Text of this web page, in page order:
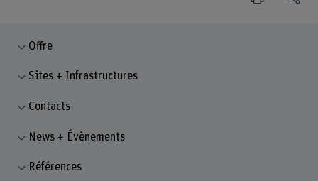
Offre
Sites + Infrastructures
Contacts
News + Évènements
Références